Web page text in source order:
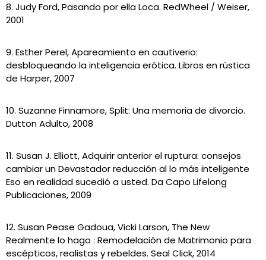
8. Judy Ford, Pasando por ella Loca. RedWheel / Weiser,
2001
9. Esther Perel, Apareamiento en cautiverio:
desbloqueando la inteligencia erótica. Libros en rústica
de Harper, 2007
10. Suzanne Finnamore, Split: Una memoria de divorcio.
Dutton Adulto, 2008
11. Susan J. Elliott, Adquirir anterior el ruptura: consejos
cambiar un Devastador reducción al lo más inteligente
Eso en realidad sucedió a usted. Da Capo Lifelong
Publicaciones, 2009
12. Susan Pease Gadoua, Vicki Larson, The New
Realmente lo hago : Remodelación de Matrimonio para
escépticos, realistas y rebeldes. Seal Click, 2014